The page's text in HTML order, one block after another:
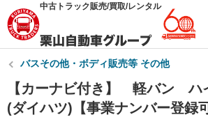
中古トラック販売/買取/レンタル
バスその他・ボディ販売等 その他
【カーナビ付き】 軽バン ハ
(ダイハツ)【事業ナンバー登録